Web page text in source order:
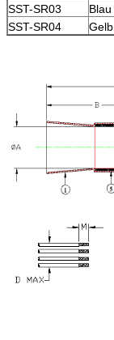
SST-SR03
Blau
SST-SR04
Gelb